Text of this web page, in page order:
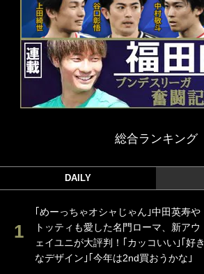
総合ランキング
DAILY
｢めーっちゃオシャじゃん｣中田英寿や
トッティも愛した名門ローマ、新アウ
ェイユニが大評判！｢カッコいい｣｢好き
なデザイン｣｢今年は2nd買おうかな｣